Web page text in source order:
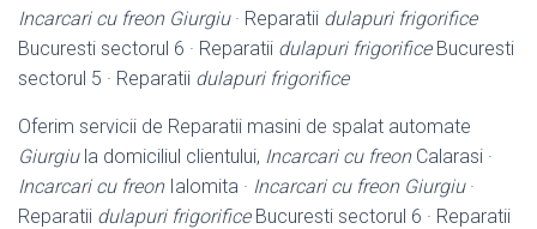
Incarcari cu freon Giurgiu· Reparatii dulapuri frigorifice
Bucuresti sectorul 6 · Reparatii dulapuri frigorificeBucuresti
sectorul 5 · Reparatii dulapuri frigorifice
Oferim servicii de Reparatii masini de spalat automate
Giurgiula domiciliul clientului, Incarcari cu freonCalarasi ·
Incarcari cu freonIalomita · Incarcari cu freon Giurgiu·
Reparatii dulapuri frigorificeBucuresti sectorul 6 · Reparatii